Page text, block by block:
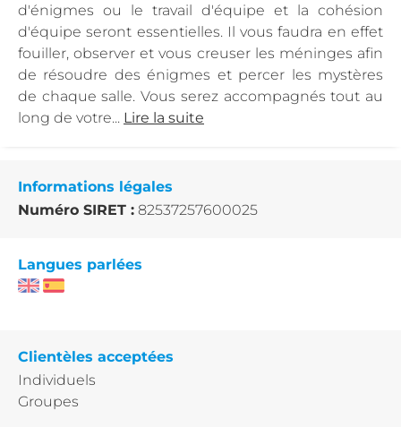
d'énigmes ou le travail d'équipe et la cohésion
d'équipe seront essentielles. Il vous faudra en effet
fouiller, observer et vous creuser les méninges afin
de résoudre des énigmes et percer les mystères
de chaque salle. Vous serez accompagnés tout au
long de votre... Lire la suite
Informations légales
Numéro SIRET : 82537257600025
Langues parlées
Clientèles acceptées
Individuels
Groupes